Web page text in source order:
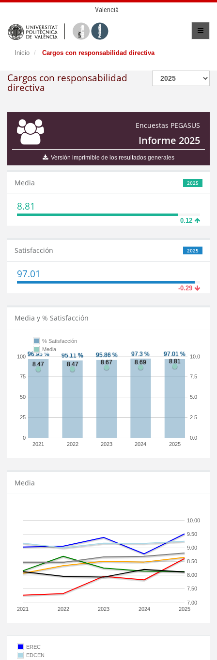
Valencià
Inicio Cargos con responsabilidad directiva
Cargos con responsabilidad
directiva
Encuestas PEGASUS
Informe 2025
Versión imprimible de los resultados generales
2025
Media
8.81
0.12
2025
Satisfacción
97.01
-0.29
Media y % Satisfacción
2021 2022 2023 2024 2025
0
25
50
75
100
0.0
2.5
5.0
7.5
10.0
% Satisfacción
Media
Media
2021 2022 2023 2024 2025
7.00
7.50
8.00
8.50
9.00
9.50
10.00
EREC
EDCEN